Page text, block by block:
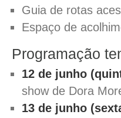
Guia de rotas
Espaço de
Programação
12 de junho
show de Dora
13 de junho